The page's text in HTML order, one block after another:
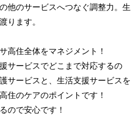
他のサービスへつなぐ調整力。生
ります。
高住全体をマネジメント！
サービスでどこまで対応するの
サービスと、生活支援サービスを
住のケアのポイントです！
ので安心です！